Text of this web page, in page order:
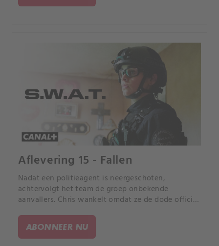
Aflevering 15 - Fallen
Nadat een politieagent is neergeschoten,
achtervolgt het team de groep onbekende
aanvallers. Chris wankelt omdat ze de dode officier
ABONNEER NU